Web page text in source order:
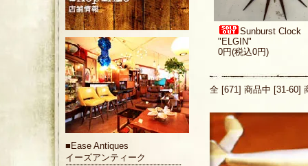
Sunburst Clock
"ELGIN"
0円(税込0円)
全 [671] 商品中 [31-60]
■ Ease Antiques
イーズアンティーク